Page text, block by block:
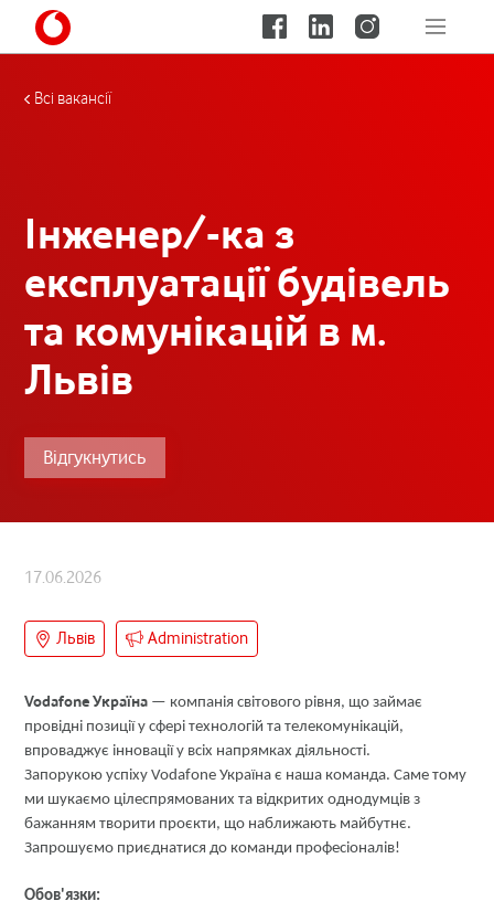
Всі вакансії
Інженер/-ка з
експлуатації будівель
та комунікацій в м.
Львів
Відгукнутись
Львів Administration
17.06.2026
Vodafone Україна — компанія світового рівня, що займає
провідні позиції у сфері технологій та телекомунікацій,
впроваджує інновації у всіх напрямках діяльності.
Запорукою успіху Vodafone Україна є наша команда. Саме тому
ми шукаємо цілеспрямованих та відкритих однодумців з
бажанням творити проєкти, що наближають майбутнє.
Запрошуємо приєднатися до команди професіоналів!
Обов'язки: